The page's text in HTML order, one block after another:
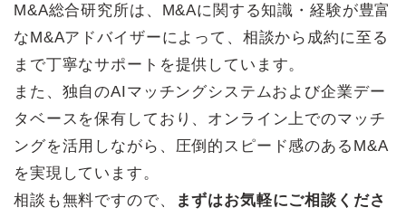
M&A総合研究所は、M&Aに関する知識・経験が豊富
なM&Aアドバイザーによって、相談から成約に至る
まで丁寧なサポートを提供しています。
また、独自のAIマッチングシステムおよび企業デー
タベースを保有しており、オンライン上でのマッチ
ングを活用しながら、圧倒的スピード感のあるM&A
を実現しています。
相談も無料ですので、
まずはお気軽にご相談くださ